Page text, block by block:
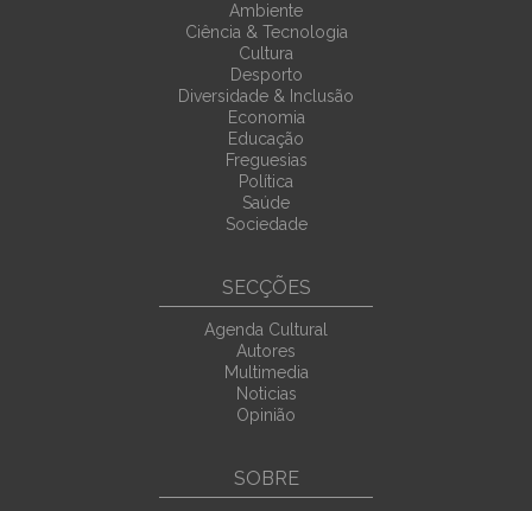
Ambiente
Ciência & Tecnologia
Cultura
Desporto
Diversidade & Inclusão
Economia
Educação
Freguesias
Política
Saúde
Sociedade
SECÇÕES
Agenda Cultural
Autores
Multimedia
Noticias
Opinião
SOBRE